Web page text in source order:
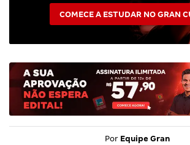
COMECE A ESTUDAR NO GRAN
Por Equipe Gran